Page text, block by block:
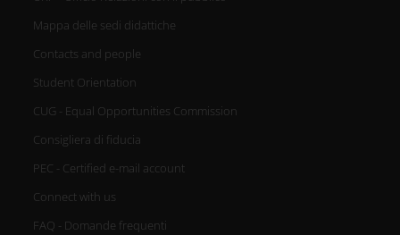
Mappa delle sedi didattiche
Contacts and people
Student Orientation
CUG - Equal Opportunities Commission
Consigliera di fiducia
PEC - Certified e-mail account
Connect with us
FAQ - Domande frequenti